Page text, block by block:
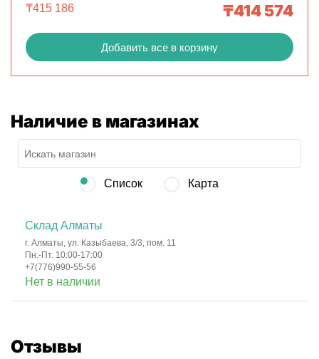
₸415 186 ₸414 574
Добавить все в корзину
Наличие в магазинах
Список Карта
Склад Алматы
г. Алматы, ул. Казыбаева, 3/3, пом. 11
Пн.-Пт. 10:00-17:00
+7(776)990-55-56
Нет в наличии
Отзывы